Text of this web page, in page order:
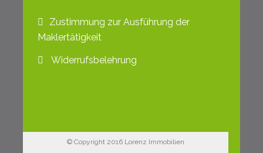
Zustimmung zur Ausführung der
Maklertätigkeit
Widerrufsbelehrung
© Copyright 2016 Lorenz Immobilien